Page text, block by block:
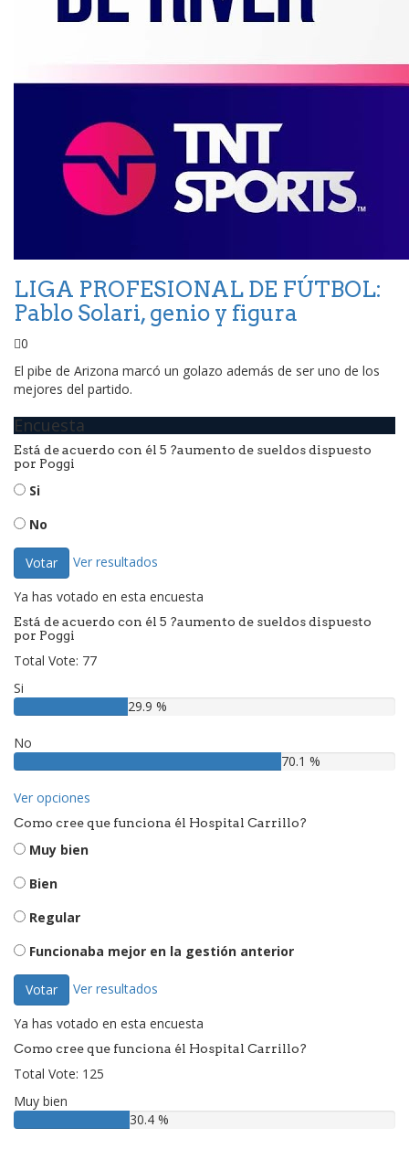
LIGA PROFESIONAL DE FÚTBOL:
Pablo Solari, genio y figura
0
El pibe de Arizona marcó un golazo además de ser uno de los
mejores del partido.
Encuesta
Está de acuerdo con él 5 ?aumento de sueldos dispuesto
por Poggi
Si
No
Votar Ver resultados
Ya has votado en esta encuesta
Está de acuerdo con él 5 ?aumento de sueldos dispuesto
por Poggi
Total Vote: 77
Si
29.9 %
No
70.1 %
Ver opciones
Como cree que funciona él Hospital Carrillo?
Muy bien
Bien
Regular
Funcionaba mejor en la gestión anterior
Votar Ver resultados
Ya has votado en esta encuesta
Como cree que funciona él Hospital Carrillo?
Total Vote: 125
Muy bien
30.4 %